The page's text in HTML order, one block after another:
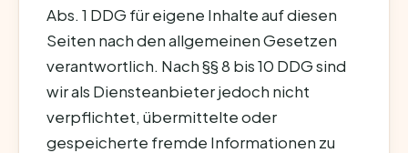
Abs. 1 DDG für eigene Inhalte auf diesen
Seiten nach den allgemeinen Gesetzen
verantwortlich. Nach §§ 8 bis 10 DDG sind
wir als Diensteanbieter jedoch nicht
verpflichtet, übermittelte oder
gespeicherte fremde Informationen zu